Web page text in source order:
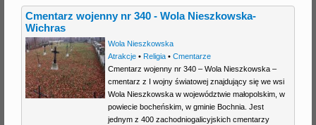
Cmentarz wojenny nr 340 - Wola Nieszkowska-
Wichras
Wola Nieszkowska
Atrakcje• Religia• Cmentarze
Cmentarz wojenny nr 340 – Wola Nieszkowska –
cmentarz z I wojny światowej znajdujący się we wsi
Wola Nieszkowska w województwie małopolskim, w
powiecie bocheńskim, w gminie Bochnia. Jest
jednym z 400 zachodniogalicyjskich cmentarzy